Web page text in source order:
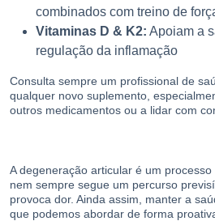
combinados com treino de
Vitaminas D & K2: Apoiam a
regulação da inflamação
Consulta sempre um profissional de
qualquer novo suplemento,
outros medicamentos ou a lidar com
A degeneração articular é um
nem sempre segue um percurso
provoca dor. Ainda assim, manter a
que podemos abordar de forma